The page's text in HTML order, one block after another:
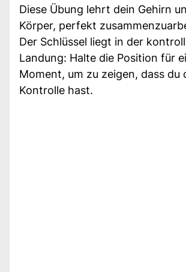
Diese Übung lehrt dein Gehirn
Körper, perfekt
Der Schlüssel liegt in der
Landung: Halte die Position für
Moment, um zu zeigen, dass du
Kontrolle hast.